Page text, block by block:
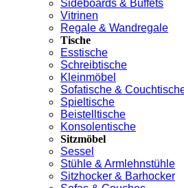
Sideboards & Buffets
Vitrinen
Regale & Wandregale
Tische
Esstische
Schreibtische
Kleinmöbel
Sofatische &
Spieltische
Beistelltische
Konsolentische
Sitzmöbel
Sessel
Stühle & Armlehnstühle
Sitzhocker & Barhocker